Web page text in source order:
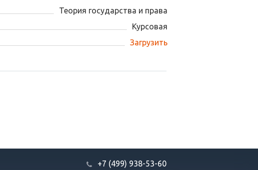
Теория государства и права
Курсовая
Загрузить
+7 (499) 938-53-60